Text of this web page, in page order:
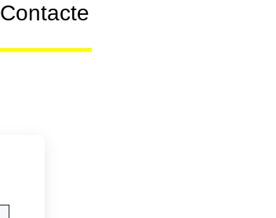
Contacte